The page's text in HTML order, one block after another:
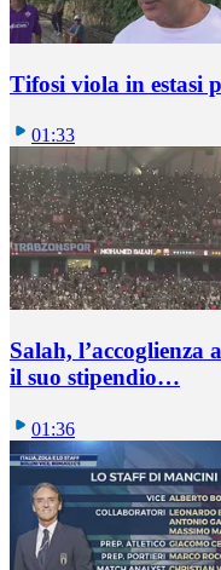
Tifosi viola in estasi
01:33
Salah, l’accoglienza
il suo stipendio…
01:36